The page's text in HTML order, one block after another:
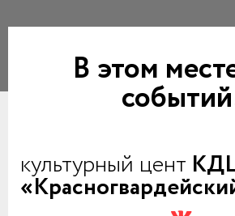
В этом
культурный цент